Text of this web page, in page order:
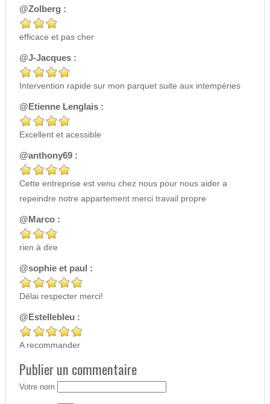
@Zolberg :
efficace et pas cher
@J-Jacques :
Intervention rapide sur mon parquet suite aux intempéries
@Etienne Lenglais :
Excellent et acessible
@anthony69 :
Cette entreprise est venu chez nous pour nous aider a
repeindre notre appartement merci travail propre
@Marco :
rien à dire
@sophie et paul :
Délai respecter merci!
@Estellebleu :
A recommander
Publier un commentaire
Votre nom